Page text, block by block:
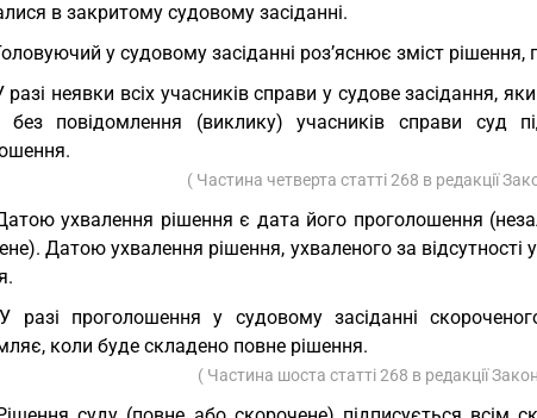
в закритому судовому засіданні.
у судовому засіданні роз’яснює зміст
разі неявки всіх учасників справи у судове засідання,
без повідомлення (виклику) учасників справи суд
( Частина четверта статті 268 в редакції
ухвалення рішення є дата його проголошення
Датою ухвалення рішення, ухваленого за
разі проголошення у судовому засіданні
коли буде складено повне рішення.
( Частина шоста статті 268 в редакції